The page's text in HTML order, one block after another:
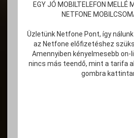
EGY JÓ MOBILTELEFON MELLÉ
NETFONE
Üzletünk Netfone Pont, így
az Netfone előfizetéshez
Amennyiben kényelmesebb on-
nincs más teendő, mint a tarifa
gombra